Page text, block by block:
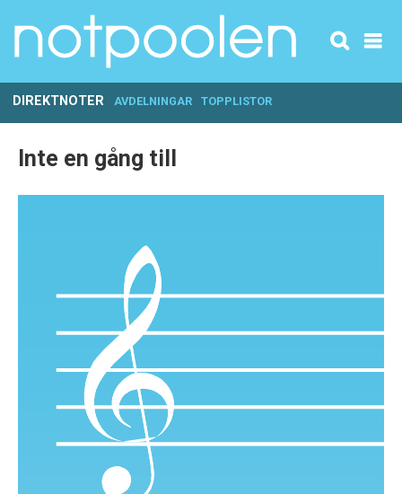
DIREKTNOTER AVDELNINGAR TOPPLISTOR
Inte en gång till